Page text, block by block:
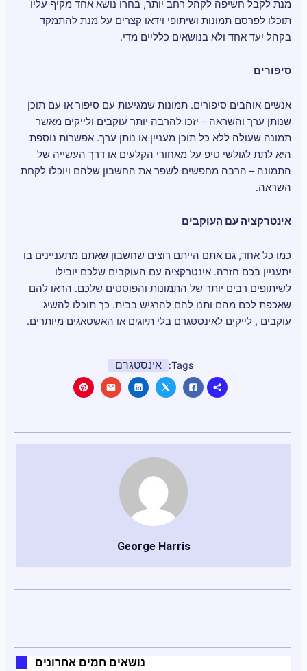
מנת לקבל חשיפה לקהל רחב יותר, בחרו נושא אחד מקיף עליו
תוכלו לפרסם תמונות ושיתופי וידאו קצרים על מנת להתמקד
בקהל יעד אחד ולא בנושאים כלליים מדי.
סיפורים
אנשים אוהבים סיפורים. תמונות שמגיעות עם סיפור או עם תוכן
שנותן ערך והשראה – יזכו להרבה יותר עוקבים ולייקים מאשר
תמונה שעולה ללא כל תוכן מעניין או נותן ערך. אפשרות נוספת
היא לתת לגולשי טיפ על מאחורי הקלעים או דרך העשייה של
התמונה – הרבה מחפשים לשפר את החשבון שלהם ויוכלו לקחת
השראה.
אינטרקציה עם העוקבים
כמו כל אחד, גם אתם הייתם רוצים שחשבון שאתם מתעניינים בו
יתעניין בכם חזרה. אינטרקציה עם העוקבים שלכם יובילו
לשיתופים רבים יותר של התמונות והפוסטים שלכם. הראו להם
שאכפת לכם מהם ותנו להם להרגיש בבית. כך תוכלו להשיג
עוקבים , לייקים לאינסטגרם בלי תיוגים או האשטאגים מיותרים.
Tags: אינסטגרם
George Harris
נושאים חמים אחרונים